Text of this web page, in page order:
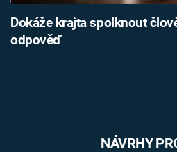
Dokáže krajta spolknout
odpověď
NÁVRHY